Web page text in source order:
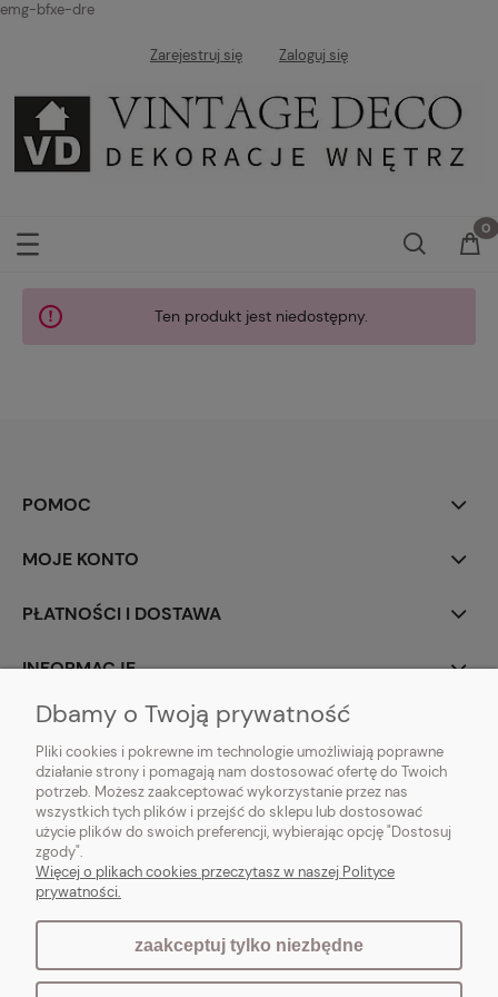
emg-bfxe-dre
Zarejestruj się Zaloguj się
Ten produkt jest niedostępny.
POMOC
MOJE KONTO
PŁATNOŚCI I DOSTAWA
INFORMACJE
O NAS
Vintagedeco.pl - sklep internetowy - meble i artykuły dekoracyjne do domu
i ogrodu w stylu vintage, skandynawskim, prowansalskim, boho, shabby
chic, industrialnym i loft.
Dbamy o Twoją prywatność
Pliki cookies i pokrewne im technologie umożliwiają poprawne
działanie strony i pomagają nam dostosować ofertę do Twoich
potrzeb. Możesz zaakceptować wykorzystanie przez nas
wszystkich tych plików i przejść do sklepu lub dostosować
użycie plików do swoich preferencji, wybierając opcję "Dostosuj
zgody".
Więcej o plikach cookies przeczytasz w naszej Polityce
prywatności.
zaakceptuj tylko niezbędne